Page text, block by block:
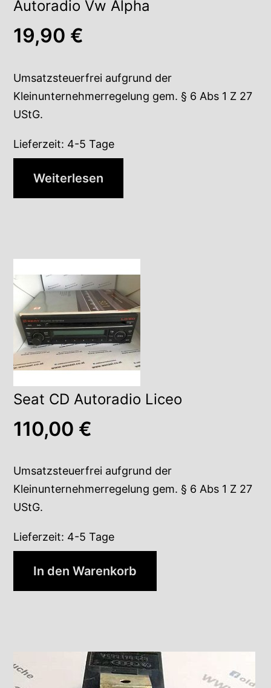
Autoradio Vw Alpha
19,90 €
Umsatzsteuerfrei aufgrund der
Kleinunternehmerregelung gem. § 6 Abs 1 Z 27
UStG.
Lieferzeit: 4-5 Tage
Weiterlesen
Seat CD Autoradio Liceo
110,00 €
Umsatzsteuerfrei aufgrund der
Kleinunternehmerregelung gem. § 6 Abs 1 Z 27
UStG.
Lieferzeit: 4-5 Tage
In den Warenkorb